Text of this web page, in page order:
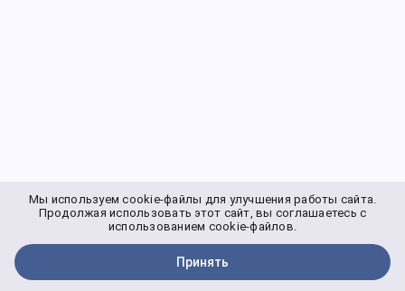
Мы используем cookie-файлы для улучшения работы сайта.
Продолжая использовать этот сайт, вы соглашаетесь с
использованием cookie-файлов.
Принять